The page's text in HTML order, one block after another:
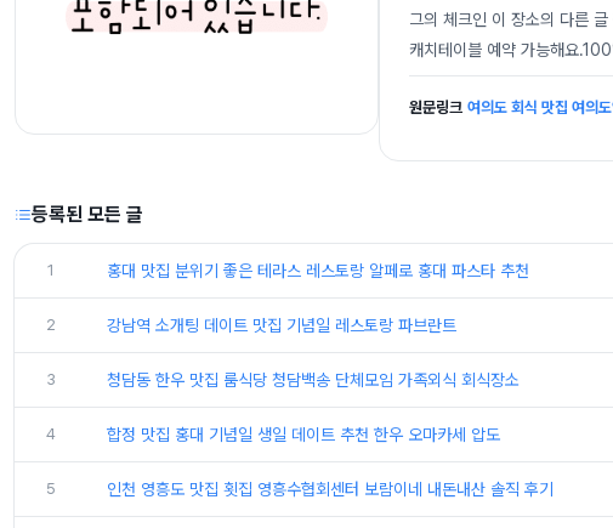
그의 체크인 이 장소의 다른
캐치테이블 예약 가능해요
원문링크 여의도 회식 맛집 여의
등록된 모든 글
1 홍대 맛집 분위기 좋은 테라스 레스토랑 알페로 홍대 파스타 추천
2 강남역 소개팅 데이트 맛집 기념일 레스토랑 파브란트
3 청담동 한우 맛집 룸식당 청담백송 단체모임 가족외식 회식장소
4 합정 맛집 홍대 기념일 생일 데이트 추천 한우 오마카세 압도
5 인천 영흥도 맛집 횟집 영흥수협회센터 보람이네 내돈내산 솔직 후기